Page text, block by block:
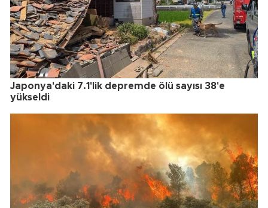
Japonya'daki 7.1'lik depremde ölü sayısı 38'e
yükseldi